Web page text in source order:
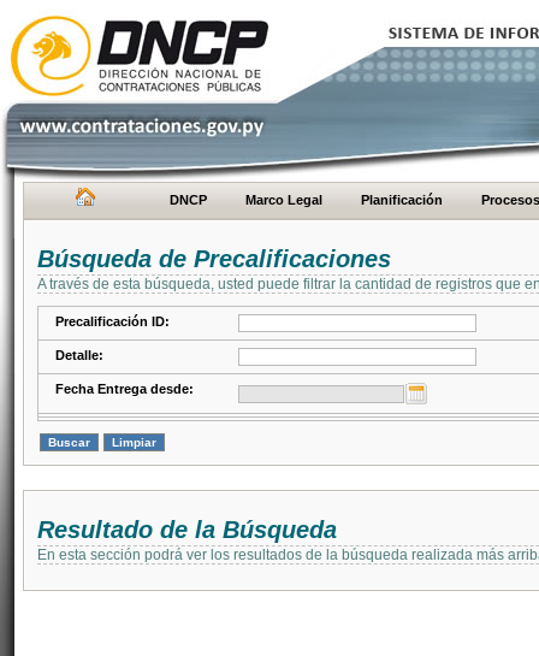
DNCP Marco Legal Planificación Procesos
Búsqueda de Precalificaciones
A través de esta búsqueda, usted puede filtrar la cantidad de registros que
Precalificación ID:
Detalle:
Fecha Entrega desde:
Resultado de la Búsqueda
En esta sección podrá ver los resultados de la búsqueda realizada más